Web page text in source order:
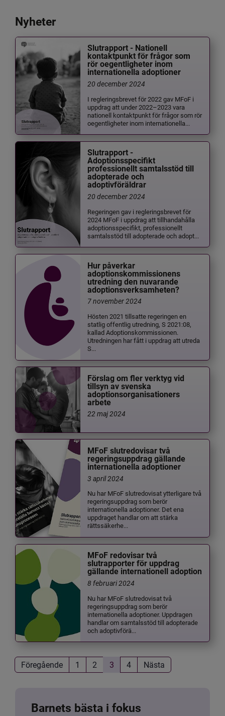
Nyheter
Slutrapport - Nationell
kontaktpunkt för frågor som
rör oegentligheter inom
internationella adoptioner
20 december 2024
I regleringsbrevet för 2022 gav MFoF i
uppdrag att under 2022–2023 vara
nationell kontaktpunkt för frågor som rör
oegentligheter inom internationella...
Slutrapport -
Adoptionsspecifikt
professionellt samtalsstöd till
adopterade och
adoptivföräldrar
20 december 2024
Regeringen gav i regleringsbrevet för
2024 MFoF i uppdrag att tillhandahålla
adoptionsspecifikt, professionellt
samtalsstöd till adopterade och adopt...
Hur påverkar
adoptionskommissionens
utredning den nuvarande
adoptionsverksamheten?
7 november 2024
Hösten 2021 tillsatte regeringen en
statlig offentlig utredning, S 2021:08,
kallad Adoptionskommissionen.
Utredningen har fått i uppdrag att utreda
S...
Förslag om fler verktyg vid
tillsyn av svenska
adoptionsorganisationers
arbete
22 maj 2024
MFoF slutredovisar två
regeringsuppdrag gällande
internationella adoptioner
3 april 2024
Nu har MFoF slutredovisat ytterligare två
regeringsuppdrag som berör
internationella adoptioner. Det ena
uppdraget handlar om att stärka
rättssäkerhe...
MFoF redovisar två
slutrapporter för uppdrag
gällande internationell adoption
8 februari 2024
Nu har MFoF slutredovisat två
regeringsuppdrag som berör
internationella adoptioner. Uppdragen
handlar om samtalsstöd till adopterade
och adoptivförä...
Föregående 1 2 3 4 Nästa
Barnets bästa i fokus